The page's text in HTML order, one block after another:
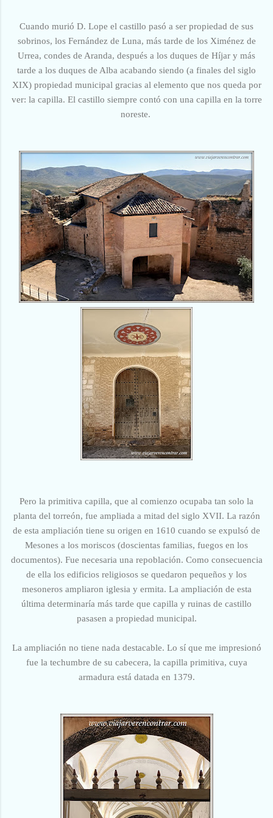
Cuando murió D. Lope el castillo pasó a ser propiedad de sus
sobrinos, los Fernández de Luna, más tarde de los Ximénez de
Urrea, condes de Aranda, después a los duques de Híjar y más
tarde a los duques de Alba acabando siendo (a finales del siglo
XIX) propiedad municipal gracias al elemento que nos queda por
ver: la capilla. El castillo siempre contó con una capilla en la torre
noreste.
Pero la primitiva capilla, que al comienzo ocupaba tan solo la
planta del torreón, fue ampliada a mitad del siglo XVII. La razón
de esta ampliación tiene su origen en 1610 cuando se expulsó de
Mesones a los moriscos (doscientas familias, fuegos en los
documentos). Fue necesaria una repoblación. Como consecuencia
de ella los edificios religiosos se quedaron pequeños y los
mesoneros ampliaron iglesia y ermita. La ampliación de esta
última determinaría más tarde que capilla y ruinas de castillo
pasasen a propiedad municipal.
La ampliación no tiene nada destacable. Lo sí que me impresionó
fue la techumbre de su cabecera, la capilla primitiva, cuya
armadura está datada en 1379.